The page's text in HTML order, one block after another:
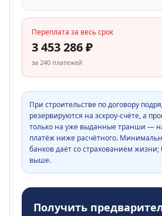
Переплата за весь срок
3 453 286₽
за 240 платежей
При строительстве по договору
резервируются на эскроу-счёте, а
только на уже выданные транши —
платёж ниже расчётного.
банков даёт со страхованием жизни;
выше.
Получить